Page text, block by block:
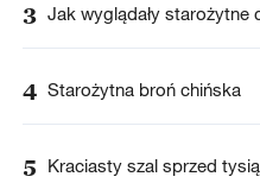
3 Jak wyglądały starożytne
4 Starożytna broń chińska
5 Kraciasty szal sprzed